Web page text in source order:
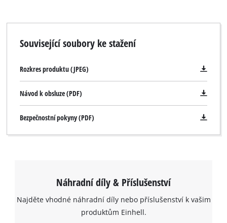
K načtení služby Google Maps
potřebujeme váš souhlas!
Související soubory ke stažení
Rozkres produktu (JPEG)
Návod k obsluze (PDF)
Bezpečnostní pokyny (PDF)
Náhradní díly & Příslušenství
Najděte vhodné náhradní díly nebo příslušenství k vašim
produktům Einhell.